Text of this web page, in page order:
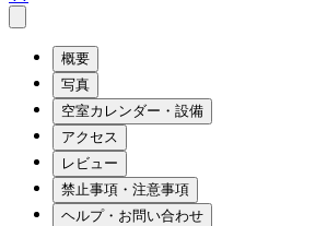
概要
写真
空室カレンダー・設備
アクセス
レビュー
禁止事項・注意事項
ヘルプ・お問い合わせ